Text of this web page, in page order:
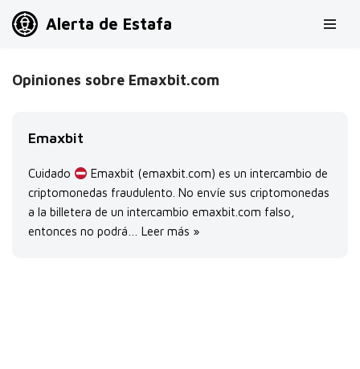
contenido
Alerta de Estafa
Opiniones sobre Emaxbit.com
Emaxbit
Cuidado
Emaxbit (emaxbit.com) es un intercambio de
criptomonedas fraudulento. No envíe sus criptomonedas
a la billetera de un intercambio emaxbit.com falso,
entonces no podrá… Leer más »